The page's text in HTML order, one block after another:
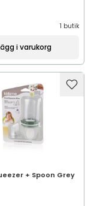
1 butik
i varukorg
+ Spoon Grey